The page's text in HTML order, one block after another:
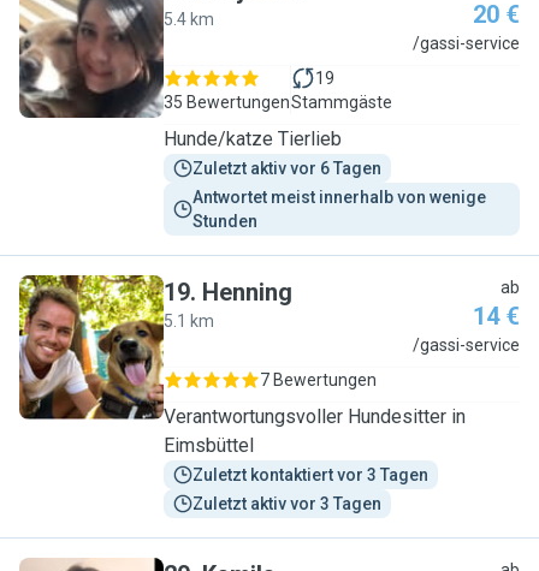
A
5.4 km 20 €
/gassi-service
35 Bewertungen
19
Stammgäste
Hunde/katze Tierlieb
Zuletzt aktiv vor 6 Tagen
Antwortet meist innerhalb von wenige
Stunden
H
19. Henning
5.1 km
ab
14 €
/gassi-service
7 Bewertungen
Verantwortungsvoller Hundesitter in
Eimsbüttel
Zuletzt kontaktiert vor 3 Tagen
Zuletzt aktiv vor 3 Tagen